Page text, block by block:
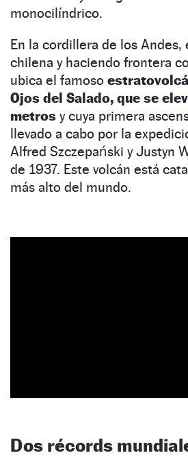
monocilíndrico.
En la cordillera de los Andes,
chilena y haciendo frontera
ubica el famoso
Ojos del Salado, que se
metros y cuya primera
llevado a cabo por la
Alfred Szczepański y Justyn
de 1937. Este volcán está
más alto del mundo.
Dos récords